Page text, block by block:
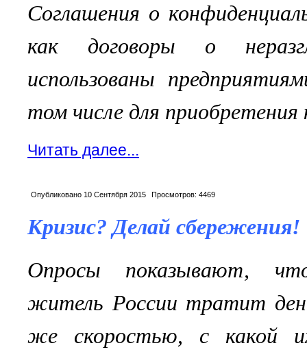
Соглашения о
как договоры о
использованы
том числе для
Читать далее...
Опубликовано 10 Сентября 2015 Просмотров: 4469
Кризис? Делай сбережения!
Опросы показывают, что
житель России тратит
же скоростью, с какой